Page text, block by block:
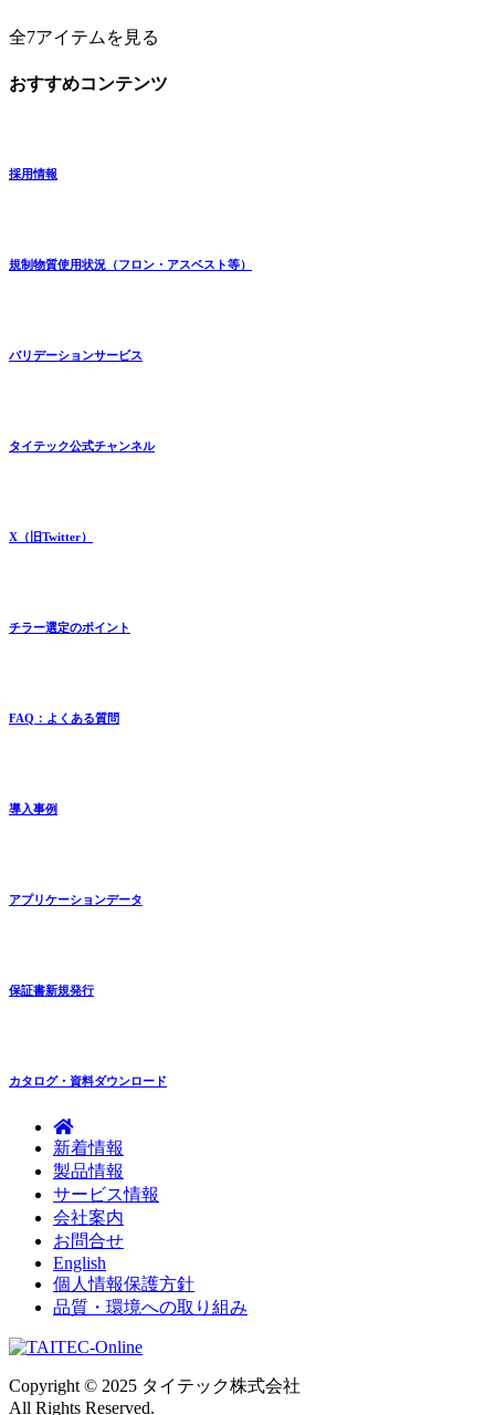
全7アイテムを見る
おすすめコンテンツ
採用情報
規制物質使用状況（フロン・アスベスト等）
バリデーションサービス
タイテック公式チャンネル
X（旧Twitter）
チラー選定のポイント
FAQ：よくある質問
導入事例
アプリケーションデータ
保証書新規発行
カタログ・資料ダウンロード
新着情報
製品情報
サービス情報
会社案内
お問合せ
English
個人情報保護方針
品質・環境への取り組み
Copyright © 2025 タイテック株式会社
All Rights Reserved.